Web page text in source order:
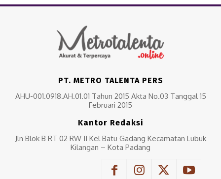
PT. METRO TALENTA PERS
AHU-001.0918.AH.01.01 Tahun 2015 Akta No.03 Tanggal 15
Februari 2015
Kantor Redaksi
Jln Blok B RT 02 RW II Kel Batu Gadang Kecamatan Lubuk
Kilangan – Kota Padang